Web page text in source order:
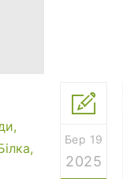
Бер 19
2025